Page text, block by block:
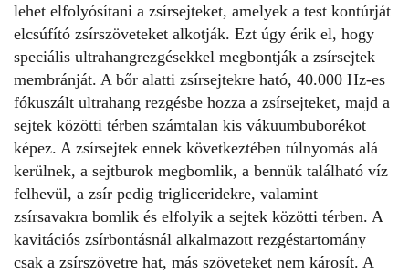
lehet elfolyósítani a zsírsejteket, amelyek a test kontúrját
elcsúfító zsírszöveteket alkotják. Ezt úgy érik el, hogy
speciális ultrahangrezgésekkel megbontják a zsírsejtek
membránját. A bőr alatti zsírsejtekre ható, 40.000 Hz-es
fókuszált ultrahang rezgésbe hozza a zsírsejteket, majd a
sejtek közötti térben számtalan kis vákuumbuborékot
képez. A zsírsejtek ennek következtében túlnyomás alá
kerülnek, a sejtburok megbomlik, a bennük található víz
felhevül, a zsír pedig trigliceridekre, valamint
zsírsavakra bomlik és elfolyik a sejtek közötti térben. A
kavitációs zsírbontásnál alkalmazott rezgéstartomány
csak a zsírszövetre hat, más szöveteket nem károsít. A